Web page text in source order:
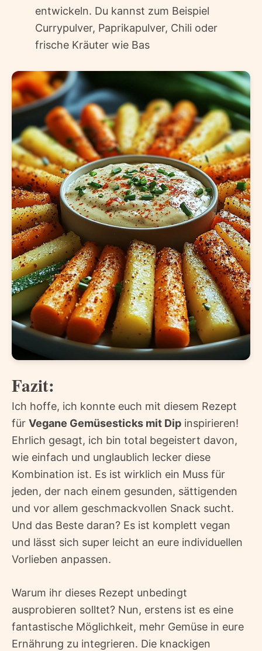
entwickeln. Du kannst zum Beispiel
Currypulver, Paprikapulver, Chili oder
frische Kräuter wie Bas
Fazit:
Ich hoffe, ich konnte euch mit diesem Rezept
für Vegane Gemüsesticks mit Dip inspirieren!
Ehrlich gesagt, ich bin total begeistert davon,
wie einfach und unglaublich lecker diese
Kombination ist. Es ist wirklich ein Muss für
jeden, der nach einem gesunden, sättigenden
und vor allem geschmackvollen Snack sucht.
Und das Beste daran? Es ist komplett vegan
und lässt sich super leicht an eure individuellen
Vorlieben anpassen.
Warum ihr dieses Rezept unbedingt
ausprobieren solltet? Nun, erstens ist es eine
fantastische Möglichkeit, mehr Gemüse in eure
Ernährung zu integrieren. Die knackigen